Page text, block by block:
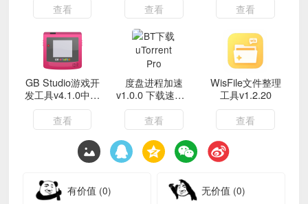
查看 查看 查看
GB Studio游戏开
发工具v4.1.0中文
版
查看
度盘进程加速
v1.0.0 下载速度K
进阶M工具
查看
WisFile文件整理
工具v1.2.20
查看
有价值 (0) 无价值 (0)